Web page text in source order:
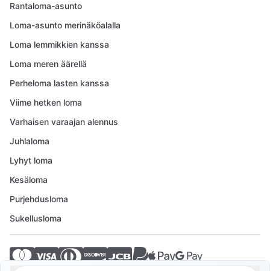
Rantaloma-asunto
Loma-asunto merinäköalalla
Loma lemmikkien kanssa
Loma meren äärellä
Perheloma lasten kanssa
Viime hetken loma
Varhaisen varaajan alennus
Juhlaloma
Lyhyt loma
Kesäloma
Purjehdusloma
Sukellusloma